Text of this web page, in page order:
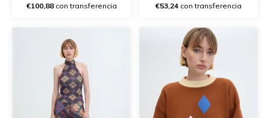
€100,88con transferencia €53,24 con transferencia